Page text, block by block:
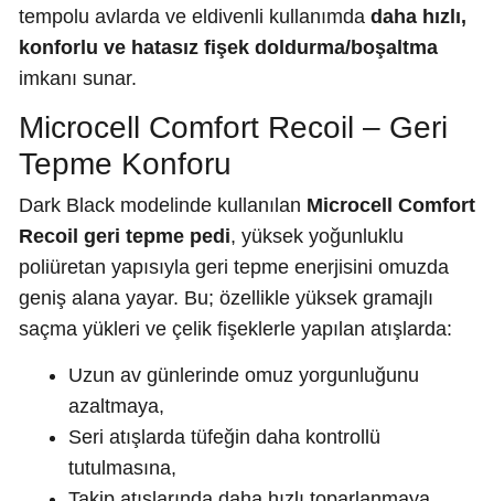
tempolu avlarda ve eldivenli kullanımda daha hızlı,
konforlu ve hatasız fişek doldurma/boşaltma
imkanı sunar.
Microcell Comfort Recoil – Geri
Tepme Konforu
Dark Black modelinde kullanılan Microcell Comfort
Recoil geri tepme pedi, yüksek yoğunluklu
poliüretan yapısıyla geri tepme enerjisini omuzda
geniş alana yayar. Bu; özellikle yüksek gramajlı
saçma yükleri ve çelik fişeklerle yapılan atışlarda:
Uzun av günlerinde omuz yorgunluğunu
azaltmaya,
Seri atışlarda tüfeğin daha kontrollü
tutulmasına,